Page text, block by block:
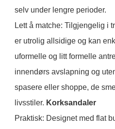
selv under lengre perioder.
Lett å matche: Tilgjengelig i
er utrolig allsidige og kan
uformelle og litt formelle
innendørs avslapning og
spasere eller shoppe, de
livsstiler. Korksandaler
Praktisk: Designet med flat